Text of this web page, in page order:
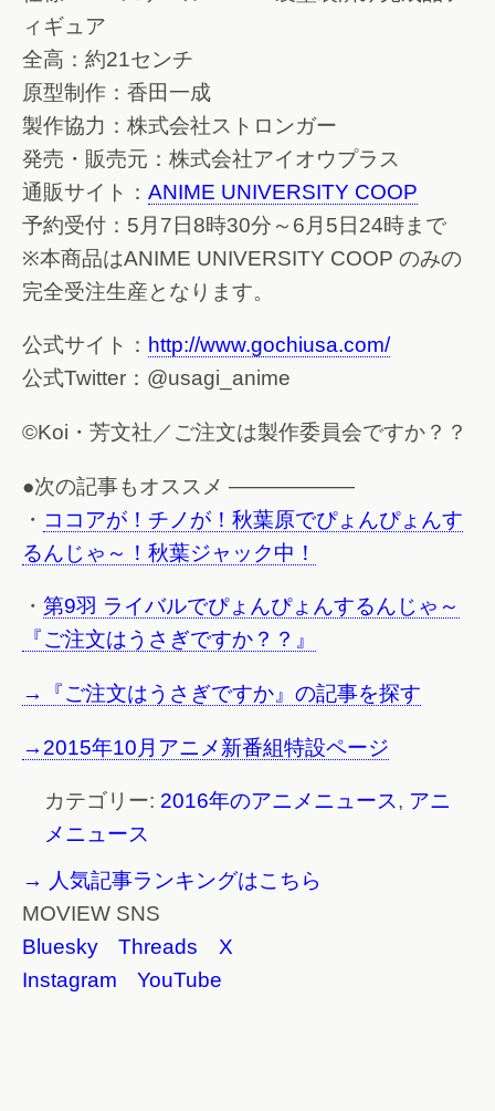
ィギュア
全高：約21センチ
原型制作：香田一成
製作協力：株式会社ストロンガー
発売・販売元：株式会社アイオウプラス
通販サイト： ANIME UNIVERSITY COOP
予約受付：5月7日8時30分～6月5日24時まで
※本商品はANIME UNIVERSITY COOP のみの
完全受注生産となります。
公式サイト： http://www.gochiusa.com/
公式Twitter：@usagi_anime
©Koi・芳文社／ご注文は製作委員会ですか？？
●次の記事もオススメ ——————
・ ココアが！チノが！秋葉原でぴょんぴょんす
るんじゃ～！秋葉ジャック中！
・ 第9羽 ライバルでぴょんぴょんするんじゃ～
『ご注文はうさぎですか？？』
→『ご注文はうさぎですか』の記事を探す
→2015年10月アニメ新番組特設ページ
カテゴリー: 2016年のアニメニュース, アニ
メニュース
→ 人気記事ランキングはこちら
MOVIEW SNS
Bluesky
Threads
X
Instagram
YouTube